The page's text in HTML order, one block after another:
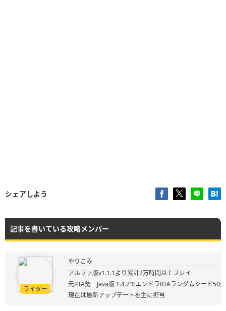
シェアしよう
記事を書いている攻略メンバー
ライター
やりこみ
アルファ版v1.1.1より累計2万時間以上プレイ
元RTA勢 Java版 1.4.7でエンドラRTAランダムシード50
現在は最新アップデートを主に担当